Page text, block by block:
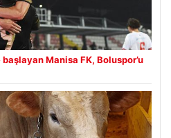
Manisa FK, Boluspor’u